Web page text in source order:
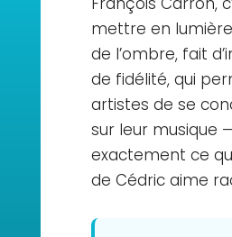
mettre en
de l’ombre, fait
de fidélité, qui
artistes de se
sur leur musique
exactement ce
de Cédric aime